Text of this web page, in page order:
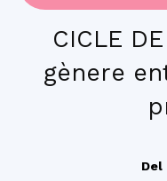
CICLE
gènere
Del